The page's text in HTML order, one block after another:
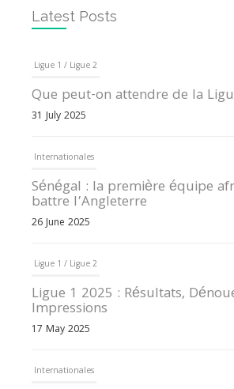
Latest Posts
Ligue 1 / Ligue 2
Que peut-on attendre de la
31 July 2025
Internationales
Sénégal : la première équipe
battre l’Angleterre
26 June 2025
Ligue 1 / Ligue 2
Ligue 1 2025 : Résultats,
Impressions
17 May 2025
Internationales